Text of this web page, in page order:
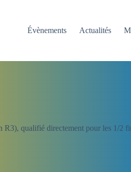
Évènements Actualités
qualifié directement pour les 1/2